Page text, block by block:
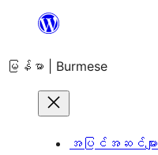
အကြောင်းအရာ
ကျော်သွား
မြန်မာ | Burmese
အပြင်အဆင်များ